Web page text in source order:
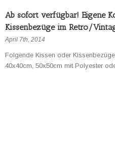
Ab sofort verfügbar! Eigene
Kissenbezüge im Retro/
April 7th, 2014
Folgende Kissen oder
40x40cm, 50x50cm mit Polyester